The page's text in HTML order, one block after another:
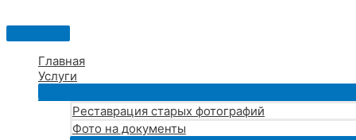
к
содержимому
Главное
Главная
Услуги
Реставрация старых фотографий
Фото на документы